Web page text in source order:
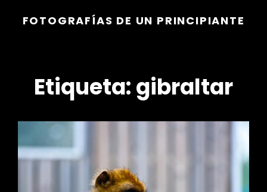
FOTOGRAFÍAS DE UN PRINCIPIANTE
Etiqueta:gibraltar